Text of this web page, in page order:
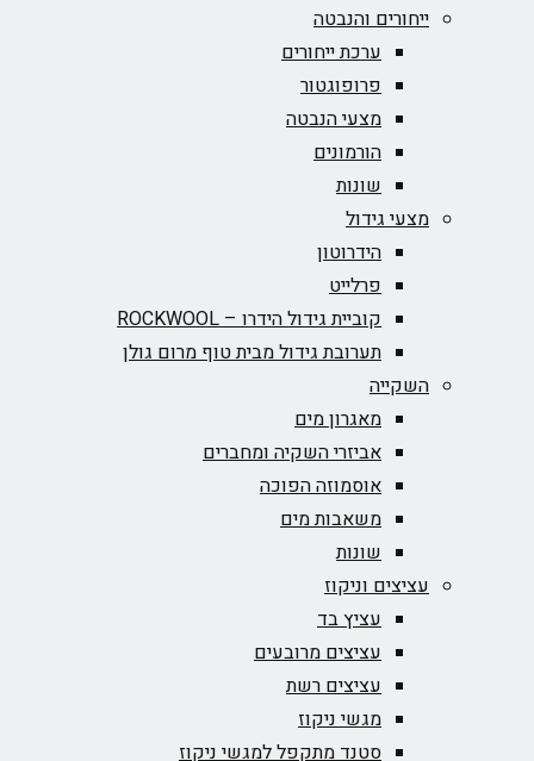
ייחורים והנבטה
ערכת ייחורים
פרופוגטור
מצעי הנבטה
הורמונים
שונות
מצעי גידול
הידרוטון
פרלייט
קוביית גידול הידרו – ROCKWOOL‏
תערובת גידול מבית טוף מרום גולן
השקייה
מאגרון מים
אביזרי השקיה ומחברים
אוסמוזה הפוכה
משאבות מים
שונות
עציצים וניקוז
עציץ בד
עציצים מרובעים
עציצים רשת
מגשי ניקוז
סטנד מתקפל למגשי ניקוז